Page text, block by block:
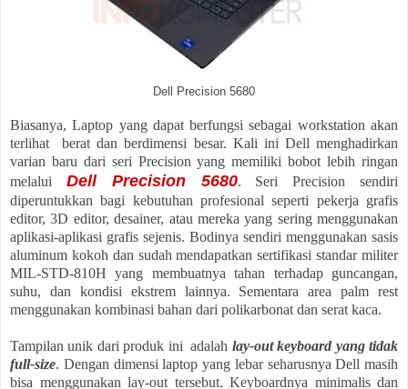
Dell Precision 5680
Biasanya, Laptop yang dapat berfungsi sebagai workstation akan
terlihat berat dan berdimensi besar. Kali ini Dell menghadirkan
varian baru dari seri Precision yang memiliki bobot lebih ringan
melalui Dell Precision 5680. Seri Precision sendiri
diperuntukkan bagi kebutuhan profesional seperti pekerja grafis
editor, 3D editor, desainer, atau mereka yang sering menggunakan
aplikasi-aplikasi grafis sejenis. Bodinya sendiri menggunakan sasis
aluminum kokoh dan sudah mendapatkan sertifikasi standar militer
MIL-STD-810H yang membuatnya tahan terhadap guncangan,
suhu, dan kondisi ekstrem lainnya. Sementara area palm rest
menggunakan kombinasi bahan dari polikarbonat dan serat kaca.
Tampilan unik dari produk ini adalah lay-out keyboard yang tidak
full-size. Dengan dimensi laptop yang lebar seharusnya Dell masih
bisa menggunakan lay-out tersebut. Keyboardnya minimalis dan